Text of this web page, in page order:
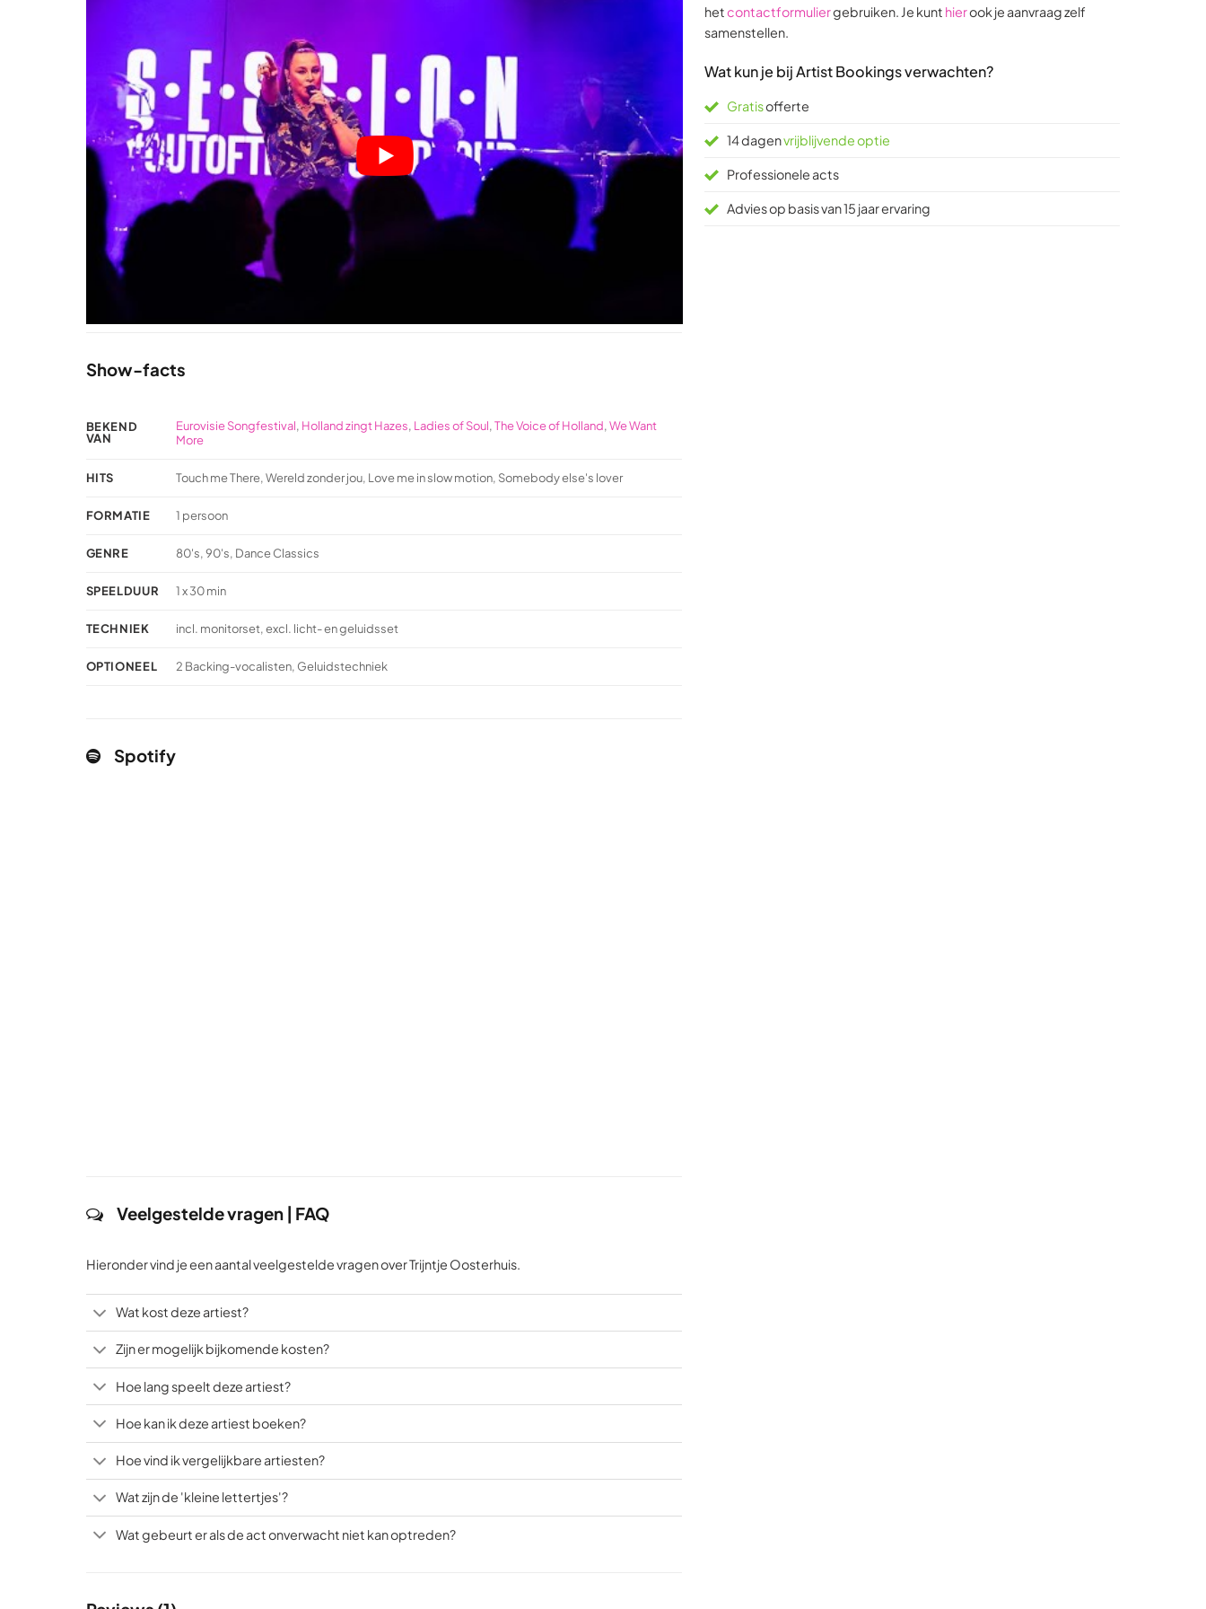
Show-facts
BEKEND
VAN
Eurovisie Songfestival, Holland zingt Hazes, Ladies of Soul,The Voice of Holland,We Want
More
HITS Touch me There, Wereld zonder jou, Love me in slow motion, Somebody else's lover
FORMATIE 1 persoon
GENRE 80's, 90's, Dance Classics
SPEELDUUR 1 x 30 min
TECHNIEK incl. monitorset, excl. licht- en geluidsset
OPTIONEEL 2 Backing-vocalisten, Geluidstechniek
Spotify
Veelgestelde vragen | FAQ
Hieronder vind je een aantal veelgestelde vragen over Trijntje Oosterhuis.
Wat kost deze artiest?
Zijn er mogelijk bijkomende kosten?
Hoe lang speelt deze artiest?
Hoe kan ik deze artiest boeken?
Hoe vind ik vergelijkbare artiesten?
Wat zijn de 'kleine lettertjes'?
Wat gebeurt er als de act onverwacht niet kan optreden?
hetcontactformuliergebruiken. Je kunt hierook je aanvraag zelf
samenstellen.
Wat kun je bij Artist Bookings verwachten?
Gratisofferte
14 dagenvrijblijvende optie
Professionele acts
Advies op basis van 15 jaar ervaring